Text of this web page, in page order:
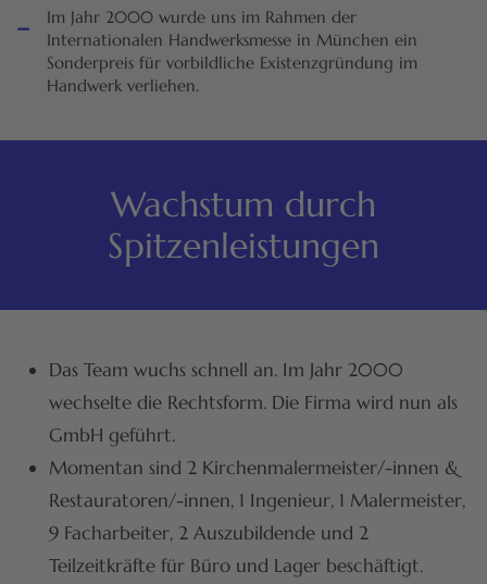
-
Im Jahr 2000 wurde uns im Rahmen der
Internationalen Handwerksmesse in München ein
Sonderpreis für vorbildliche Existenzgründung im
Handwerk verliehen.
Wachstum durch
Spitzenleistungen
Das Team wuchs schnell an. Im Jahr 2000
wechselte die Rechtsform. Die Firma wird nun als
GmbH geführt.
Momentan sind 2 Kirchenmalermeister/-innen &
Restauratoren/-innen, 1 Ingenieur, 1 Malermeister,
9 Facharbeiter, 2 Auszubildende und 2
Teilzeitkräfte für Büro und Lager beschäftigt.